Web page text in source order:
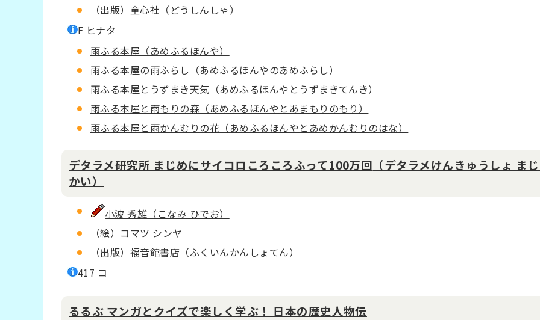
（出版）童心社（どうしんしゃ）
F ヒナタ
雨ふる本屋（あめふるほんや）
雨ふる本屋の雨ふらし（あめふるほんやのあめふらし）
雨ふる本屋とうずまき天気（あめふるほんやとうずまきてんき）
雨ふる本屋と雨もりの森（あめふるほんやとあまもりのもり）
雨ふる本屋と雨かんむりの花（あめふるほんやとあめかんむりのはな）
デタラメ研究所 まじめにサイコロころころふって100万回 （デタラメけんきゅうしょ ま
かい）
小波 秀雄（こなみ ひでお）
（絵） コマツ シンヤ
（出版）福音館書店（ふくいんかんしょてん）
417 コ
るるぶ マンガとクイズで楽しく学ぶ！ 日本の歴史人物伝